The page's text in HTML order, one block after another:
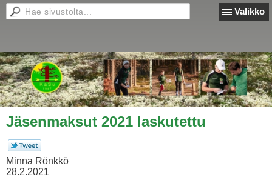
Valikko
Jäsenmaksut 2021 laskutettu
Minna Rönkkö
28.2.2021